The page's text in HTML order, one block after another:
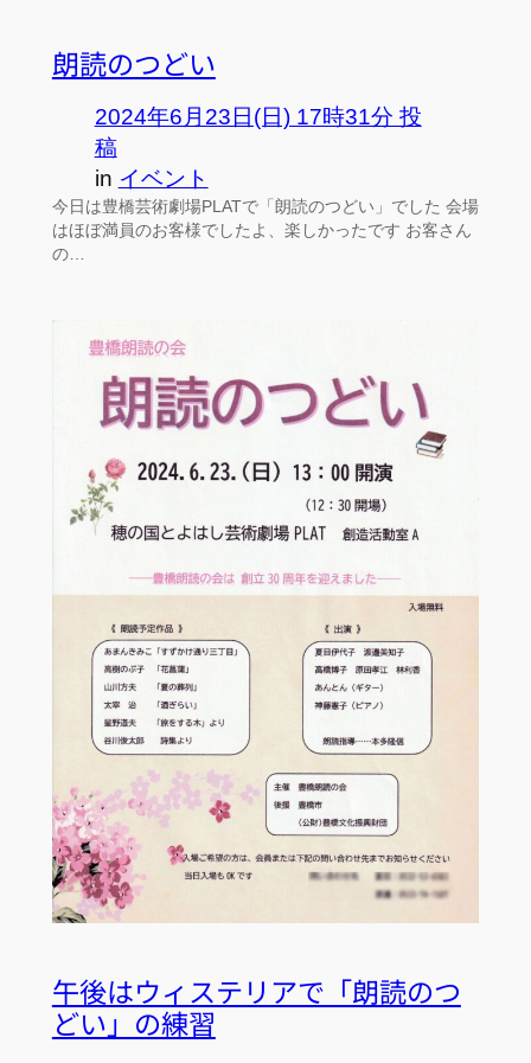
朗読のつどい
2024年6月23日(日) 17時31分 投
稿
in イベント
今日は豊橋芸術劇場PLATで「朗読のつどい」でした 会場
はほぼ満員のお客様でしたよ、楽しかったです お客さん
の…
午後はウィステリアで「朗読のつ
どい」の練習